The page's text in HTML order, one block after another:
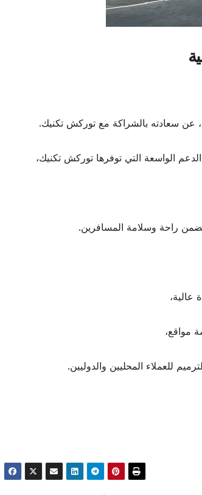
عن سعادته بالشراكة مع توركش تكنيك.
الواسعة التي توفرها توركش تكنيك،
يضمن راحة وسلامة المسافرين.
عالية،
مواقع،
للعملاء المحليين والدوليين.